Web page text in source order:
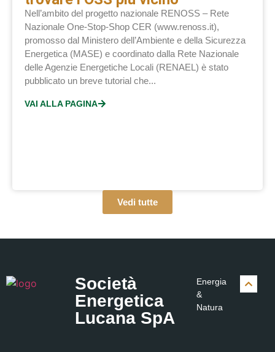
Nell’ambito del progetto nazionale RENOSS – Rete
Nazionale One-Stop-Shop CER (www.renoss.it),
promosso dal Ministero dell’Ambiente e della Sicurezza
Energetica (MASE) e coordinato dalla Rete Nazionale
delle Agenzie Energetiche Locali (RENAEL) è stato
pubblicato un breve tutorial che...
VAI ALLA PAGINA
Vedi tutte
Società
Energetica
Lucana SpA
Energia
&
Natura